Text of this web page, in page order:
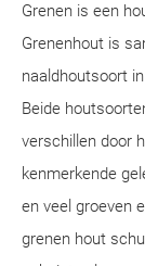
Grenen is een
Grenenhout is
naaldhoutsoort
Beide
verschillen door
kenmerkende
en veel groeven
grenen hout